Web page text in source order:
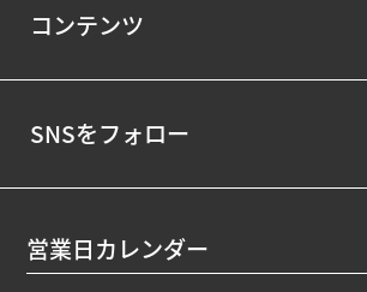
コンテンツ
SNSをフォロー
営業日カレンダー